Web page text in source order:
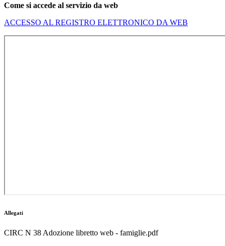
Come si accede al servizio da web
ACCESSO AL REGISTRO ELETTRONICO DA WEB
Allegati
CIRC N 38 Adozione libretto web - famiglie.pdf